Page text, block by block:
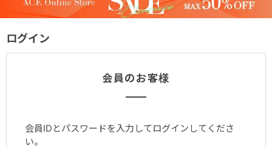
ログイン
会員のお客様
会員IDとパスワードを入力してログインしてくださ
い。